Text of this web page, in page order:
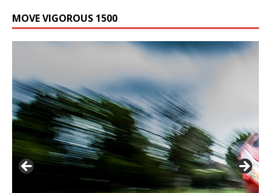
MOVE VIGOROUS 1500